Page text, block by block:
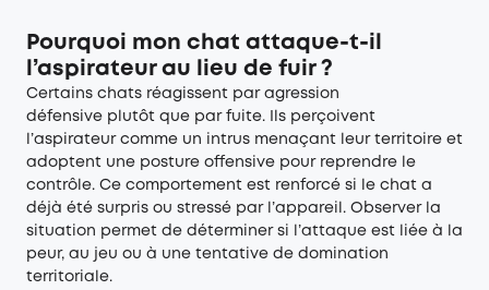
Pourquoi mon chat attaque-t-il
l’aspirateur au lieu de fuir ?
Certains chats réagissent par agression
défensive plutôt que par fuite. Ils perçoivent
l’aspirateur comme un intrus menaçant leur territoire et
adoptent une posture offensive pour reprendre le
contrôle. Ce comportement est renforcé si le chat a
déjà été surpris ou stressé par l’appareil. Observer la
situation permet de déterminer si l’attaque est liée à la
peur, au jeu ou à une tentative de domination
territoriale.